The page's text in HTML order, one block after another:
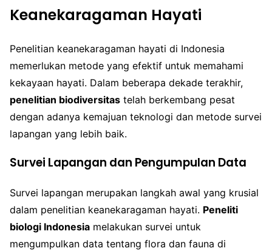
Keanekaragaman Hayati
Penelitian keanekaragaman hayati di Indonesia
memerlukan metode yang efektif untuk memahami
kekayaan hayati. Dalam beberapa dekade terakhir,
penelitian biodiversitas telah berkembang pesat
dengan adanya kemajuan teknologi dan metode survei
lapangan yang lebih baik.
Survei Lapangan dan Pengumpulan Data
Survei lapangan merupakan langkah awal yang krusial
dalam penelitian keanekaragaman hayati. Peneliti
biologi Indonesia melakukan survei untuk
mengumpulkan data tentang flora dan fauna di